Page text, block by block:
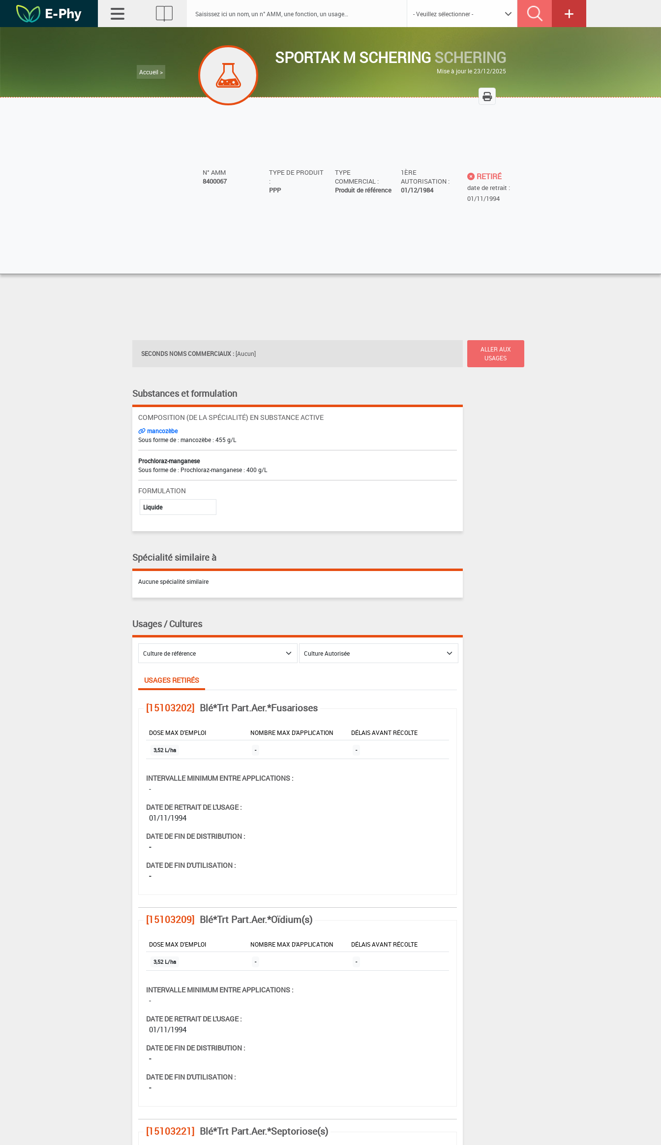
Accueil >
SPORTAK M SCHERINGSCHERING
Mise à jour le 23/12/2025
N° AMM
8400067
TYPE DE PRODUIT
:
PPP
TYPE
COMMERCIAL :
Produit de référence
1ÈRE
AUTORISATION :
01/12/1984
RETIRÉ
date de retrait :
01/11/1994
SECONDS NOMS COMMERCIAUX : [Aucun]
ALLER AUX
USAGES
Substances et formulation
COMPOSITION (DE LA SPÉCIALITÉ) EN SUBSTANCE ACTIVE
mancozèbe
Sous forme de : mancozèbe : 455 g/L
Prochloraz-manganese
Sous forme de : Prochloraz-manganese : 400 g/L
FORMULATION
Liquide
Spécialité similaire à
Aucune spécialité similaire
Usages / Cultures
USAGES RETIRÉS
[15103202] Blé*Trt Part.Aer.*Fusarioses
DOSE MAX D'EMPLOI NOMBRE MAX D'APPLICATION DÉLAIS AVANT RÉCOLTE
3,52 L/ha - -
INTERVALLE MINIMUM ENTRE APPLICATIONS :
-
DATE DE RETRAIT DE L'USAGE :
01/11/1994
DATE DE FIN DE DISTRIBUTION :
-
DATE DE FIN D'UTILISATION :
-
[15103209] Blé*Trt Part.Aer.*Oïdium(s)
DOSE MAX D'EMPLOI NOMBRE MAX D'APPLICATION DÉLAIS AVANT RÉCOLTE
3,52 L/ha - -
INTERVALLE MINIMUM ENTRE APPLICATIONS :
-
DATE DE RETRAIT DE L'USAGE :
01/11/1994
DATE DE FIN DE DISTRIBUTION :
-
DATE DE FIN D'UTILISATION :
-
[15103221] Blé*Trt Part.Aer.*Septoriose(s)